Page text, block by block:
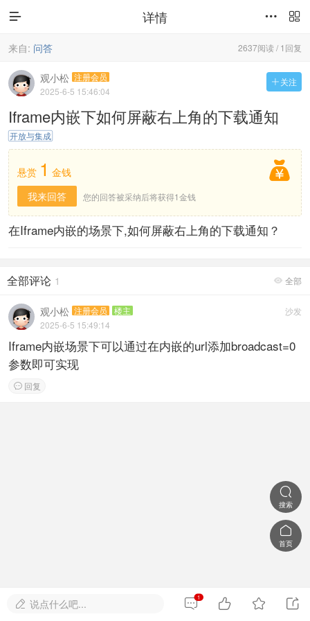
 详情 

2637阅读 / 1回复
来自: 问答
 关注
观小松 注册会员
2025-6-5 15:46:04
Iframe内嵌下如何屏蔽右上角的下载通知
开放与集成

悬赏 1 金钱
我来回答
您的回答被采纳后将获得1金钱
在Iframe内嵌的场景下,如何屏蔽右上角的下载通知？
 全部
全部评论 1
沙发
观小松 注册会员
楼主
2025-6-5 15:49:14
Iframe内嵌场景下可以通过在内嵌的url添加broadcast=0
参数即可实现
 回复

搜索

首页
 说点什么吧... 1   